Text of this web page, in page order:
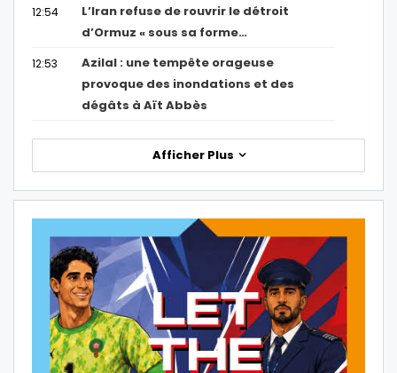
12:54
L’Iran refuse de rouvrir le détroit
d’Ormuz « sous sa forme…
12:53
Azilal : une tempête orageuse
provoque des inondations et des
dégâts à Aït Abbès
Afficher Plus